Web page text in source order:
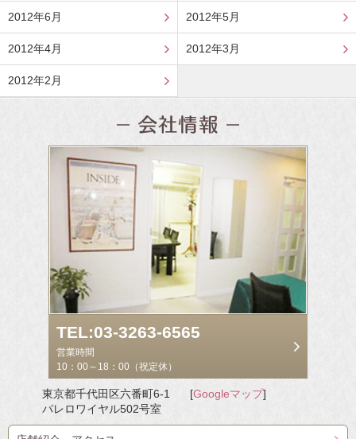
2012年6月 2012年5月
2012年4月 2012年3月
2012年2月
TEL:03-3263-6565
営業時間
10：00～18：00（祝定休）
東京都千代田区六番町6-1
パレロワイヤル502号室
[Googleマップ]